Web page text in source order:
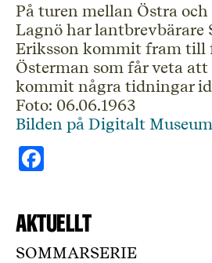
På turen mellan Östra och
Lagnö har lantbrevbärare
Eriksson kommit fram till
Österman som får veta
kommit några tidningar
Foto: 06.06.1963
Bilden på Digitalt Museum
Aktuellt
SOMMARSERIE